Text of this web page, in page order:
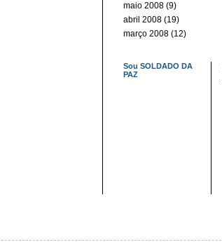
maio 2008 (9)
abril 2008 (19)
março 2008 (12)
Sou SOLDADO DA
PAZ